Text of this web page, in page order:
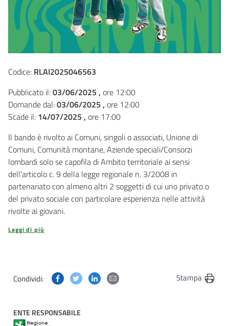
Codice: RLAI2025046563
Pubblicato il:03/06/2025 , ore 12:00
Domande dal:03/06/2025 , ore 12:00
Scade il: 14/07/2025 , ore 17:00
Il bando è rivolto ai Comuni, singoli o associati, Unione di
Comuni, Comunità montane, Aziende speciali/Consorzi
lombardi solo se capofila di Ambito territoriale ai sensi
dell'articolo c. 9 della legge regionale n. 3/2008 in
partenariato con almeno altri 2 soggetti di cui uno privato o
del privato sociale con particolare esperienza nelle attività
rivolte ai giovani.
Leggi di più
Condividi: Condividi questa pagina su Facebook
Condividi questa pagina su Twitter
Condividi questa pagina su Linkedin
Condividi questa pagina via
Stampa
ENTE RESPONSABILE